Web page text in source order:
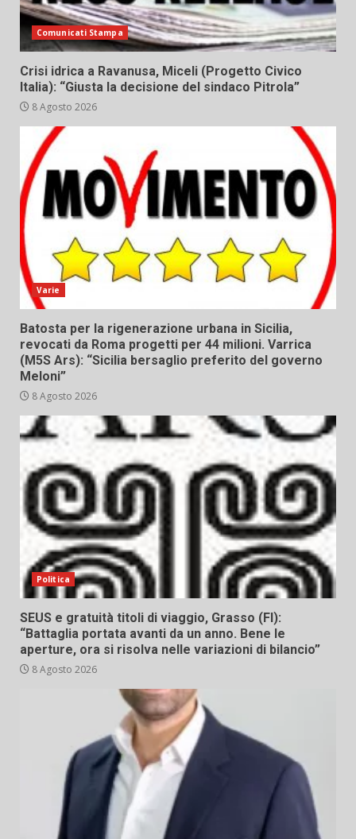
Comunicati Stampa
Crisi idrica a Ravanusa, Miceli (Progetto Civico
Italia): “Giusta la decisione del sindaco Pitrola”
8 Agosto 2026
Varie
Batosta per la rigenerazione urbana in Sicilia,
revocati da Roma progetti per 44 milioni. Varrica
(M5S Ars): “Sicilia bersaglio preferito del governo
Meloni”
8 Agosto 2026
Politica
SEUS e gratuità titoli di viaggio, Grasso (FI):
“Battaglia portata avanti da un anno. Bene le
aperture, ora si risolva nelle variazioni di bilancio”
8 Agosto 2026